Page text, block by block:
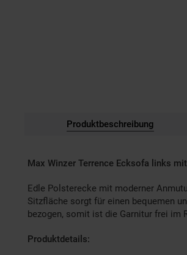
Produktbeschreibung
Max Winzer Terrence Ecksofa links
Edle Polsterecke mit moderner
Sitzfläche sorgt für einen bequemen
bezogen, somit ist die Garnitur frei im
Produktdetails: